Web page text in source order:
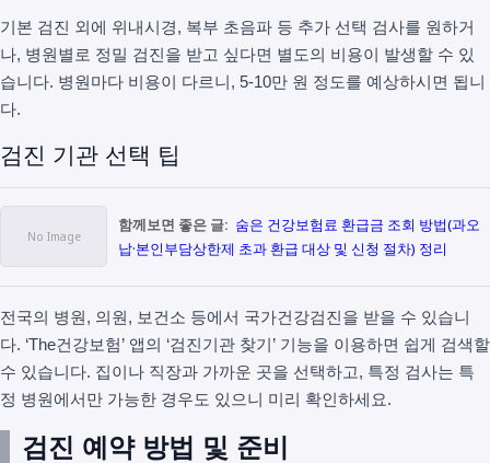
기본 검진 외에 위내시경, 복부 초음파 등 추가 선택 검사를 원하거
나, 병원별로 정밀 검진을 받고 싶다면 별도의 비용이 발생할 수 있
습니다. 병원마다 비용이 다르니, 5-10만 원 정도를 예상하시면 됩니
다.
검진 기관 선택 팁
함께보면 좋은 글: 숨은 건강보험료 환급금 조회 방법(과오
납·본인부담상한제 초과 환급 대상 및 신청 절차) 정리
전국의 병원, 의원, 보건소 등에서 국가건강검진을 받을 수 있습니
다. ‘The건강보험’ 앱의 ‘검진기관 찾기’ 기능을 이용하면 쉽게 검색할
수 있습니다. 집이나 직장과 가까운 곳을 선택하고, 특정 검사는 특
정 병원에서만 가능한 경우도 있으니 미리 확인하세요.
검진 예약 방법 및 준비